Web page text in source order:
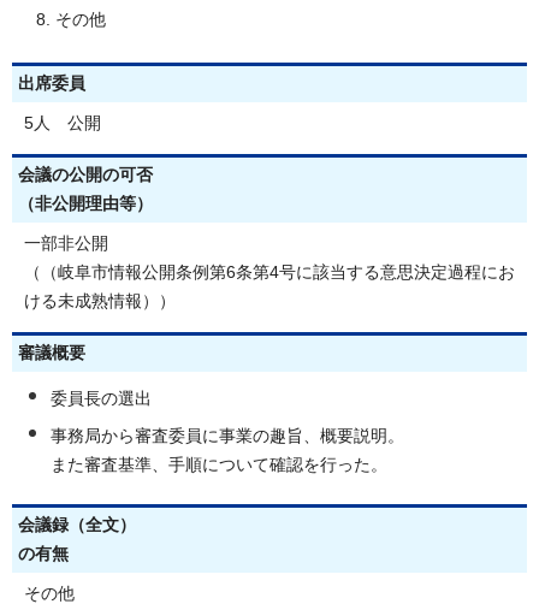
その他
出席委員
5人 公開
会議の公開の可否
（非公開理由等）
一部非公開
（（岐阜市情報公開条例第6条第4号に該当する意思決定過程にお
ける未成熟情報））
審議概要
委員長の選出
事務局から審査委員に事業の趣旨、概要説明。
また審査基準、手順について確認を行った。
会議録（全文）
の有無
その他